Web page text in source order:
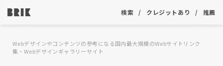
検索 クレジットあり 推薦
Webデザインやコンテンツの参考になる国内最大規模のWebサイトリンク
集・Webデザインギャラリーサイト